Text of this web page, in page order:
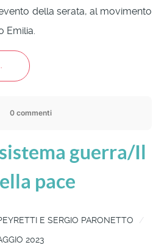
della serata, al movimento
Emilia.
0 commenti
guerra/Il
pace
E SERGIO PARONETTO
2023